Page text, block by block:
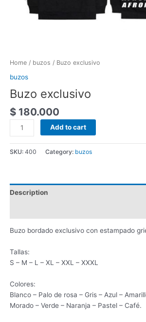
Home / buzos / Buzo exclusivo
buzos
Buzo exclusivo
$ 180.000
Add to cart
SKU: 400 Category: buzos
Description
Buzo bordado exclusivo con estampado
Tallas:
S – M – L – XL – XXL – XXXL
Colores:
Blanco – Palo de rosa – Gris – Azul –
Morado – Verde – Naranja – Pastel – Café.